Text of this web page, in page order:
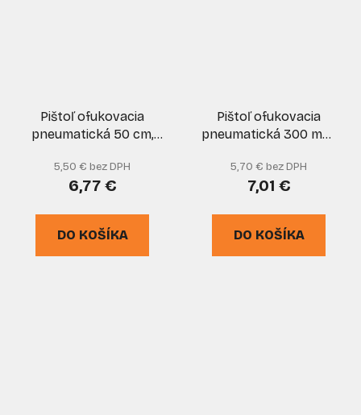
Pištoľ ofukovacia
pneumatická 50 cm,
5,50 € bez DPH
6,77 €
DO KOŠÍKA
Pištoľ ofukovacia
pneumatická 300 mm,
5,70 € bez DPH
7,01 €
DO KOŠÍKA